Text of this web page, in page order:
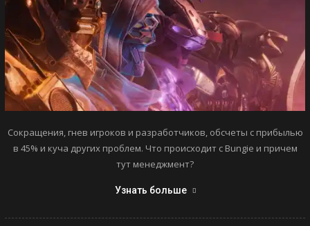
Сокращения, гнев игроков и разработчиков, обсчеты с прибылью
в 45% и куча других проблем. Что происходит с Bungie и причем
тут менеджмент?
Узнать больше